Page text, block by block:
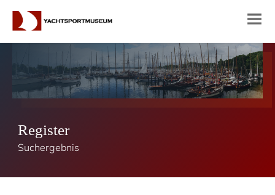
Register
Suchergebnis